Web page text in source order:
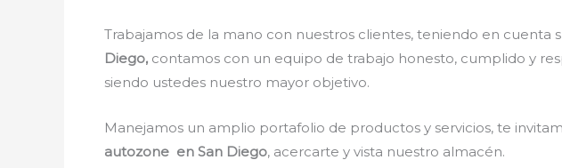
Trabajamos de la mano con nuestros clientes, teniendo en cuenta
Diego, contamos con un equipo de trabajo honesto, cumplido y
siendo ustedes nuestro mayor objetivo.
Manejamos un amplio portafolio de productos y servicios, te
autozone en San Diego, acercarte y vista nuestro almacén.